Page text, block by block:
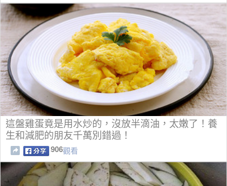
這盤雞蛋竟是用水炒的，沒放半滴油，太嫩了！養
生和減肥的朋友千萬別錯過！
906觀看